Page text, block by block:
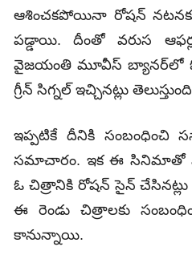
ఆశించకపోయినా రోషన్‌
పడ్డాయి. దీంతో వరుస
వైజయంతి మూవీస్‌ బ్యానర్‌లో
గ్రీన్‌ సిగ్నల్‌ ఇచ్చినట్లు
ఇప్పటికే దీనికి సంబంధించి
సమాచారం. ఇక ఈ సినిమాతో
ఓ చిత్రానికి రోషన్‌ సైన్‌
ఈ రెండు చిత్రాలకు
కానున్నాయి.